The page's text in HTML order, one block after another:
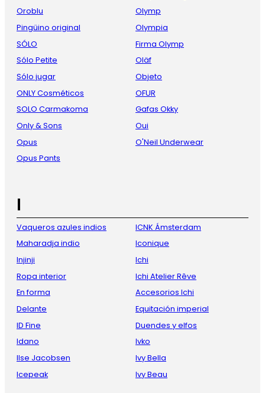
Oroblu
Pingüino original
SÓLO
Sólo Petite
Sólo jugar
ONLY Cosméticos
SOLO Carmakoma
Only & Sons
Opus
Opus Pants
Olymp
Olympia
Firma Olymp
Oläf
Objeto
OFUR
Gafas Okky
Oui
O'Neil Underwear
I
Vaqueros azules indios
Maharadja indio
Injinji
Ropa interior
En forma
Delante
ID Fine
Idano
Ilse Jacobsen
Icepeak
ICNK Ámsterdam
Iconique
Ichi
Ichi Atelier Rêve
Accesorios Ichi
Equitación imperial
Duendes y elfos
Ivko
Ivy Bella
Ivy Beau